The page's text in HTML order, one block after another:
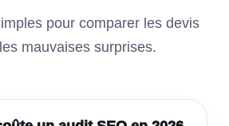
pour comparer les devis
mauvaises surprises.